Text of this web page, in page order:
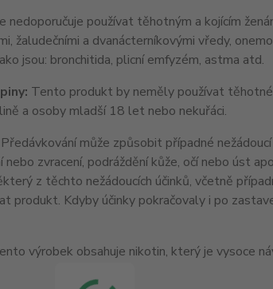
nedoporučuje používat těhotným a kojícím
žaludečními a dvanácterníkovými vředy,
jsou: bronchitida, plicní emfyzém, astma atd.
Tento produkt by neměly používat
a osoby mladší 18 let nebo nekuřáci.
Předávkování může způsobit případné
zvracení, podráždění kůže, očí nebo úst
z těchto nežádoucích účinků, včetně
produkt. Kdyby účinky pokračovaly i po
výrobek obsahuje nikotin, který je vysoce